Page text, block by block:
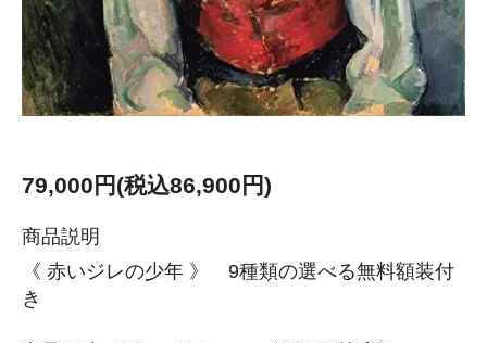
79,000円(税込86,900円)
商品説明
《 赤いジレの少年 》 9種類の選べる無料額装付
き